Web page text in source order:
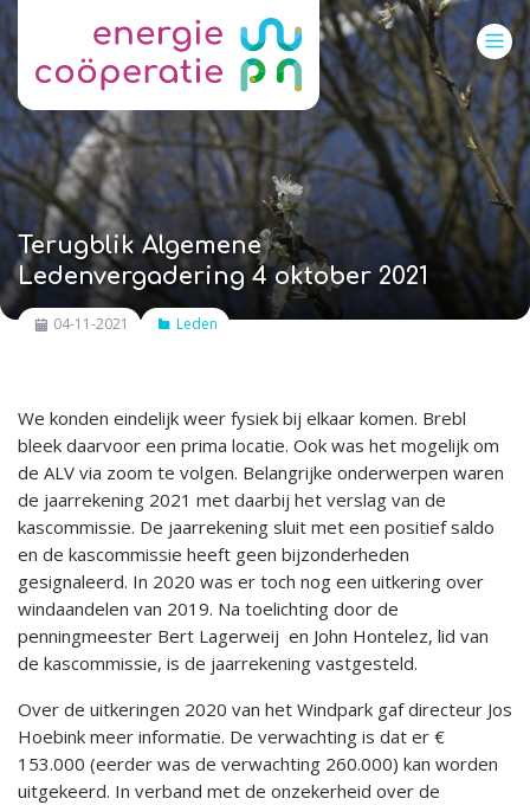
Terugblik Algemene
Ledenvergadering 4 oktober 2021
04-11-2021 Leden
We konden eindelijk weer fysiek bij elkaar komen. Brebl
bleek daarvoor een prima locatie. Ook was het mogelijk om
de ALV via zoom te volgen. Belangrijke onderwerpen waren
de jaarrekening 2021 met daarbij het verslag van de
kascommissie. De jaarrekening sluit met een positief saldo
en de kascommissie heeft geen bijzonderheden
gesignaleerd. In 2020 was er toch nog een uitkering over
windaandelen van 2019. Na toelichting door de
penningmeester Bert Lagerweij en John Hontelez, lid van
de kascommissie, is de jaarrekening vastgesteld.
Over de uitkeringen 2020 van het Windpark gaf directeur Jos
Hoebink meer informatie. De verwachting is dat er €
153.000 (eerder was de verwachting 260.000) kan worden
uitgekeerd. In verband met de onzekerheid over de